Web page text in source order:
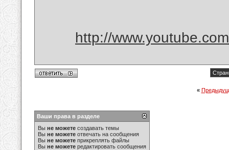
http://
«
Ваши права в разделе
Вы не можете создавать темы
Вы не можете отвечать на сообщения
Вы не можете прикреплять файлы
Вы не можете редактировать сообщения